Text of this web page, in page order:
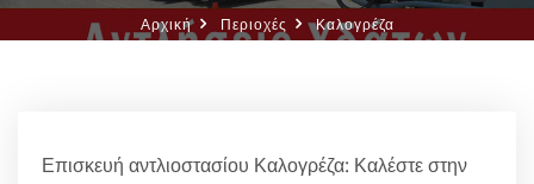
Αρχική Περιοχές Καλογρέζα
Επισκευή αντλιοστασίου Καλογρέζα: Καλέστε στην